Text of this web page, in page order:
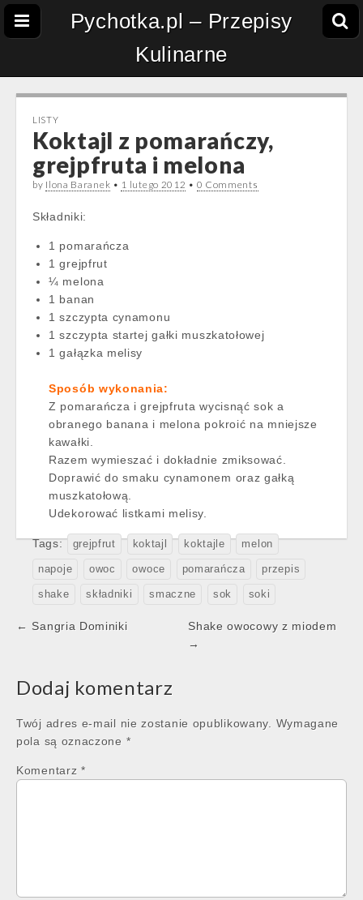
Pychotka.pl – Przepisy
Kulinarne
LISTY
Koktajl z pomarańczy,
grejpfruta i melona
by Ilona Baranek • 1 lutego 2012 • 0 Comments
Składniki:
1 pomarańcza
1 grejpfrut
¼ melona
1 banan
1 szczypta cynamonu
1 szczypta startej gałki muszkatołowej
1 gałązka melisy
Sposób wykonania:
Z pomarańcza i grejpfruta wycisnąć sok a
obranego banana i melona pokroić na mniejsze
kawałki.
Razem wymieszać i dokładnie zmiksować.
Doprawić do smaku cynamonem oraz gałką
muszkatołową.
Udekorować listkami melisy.
Tags: grejpfrut koktajl koktajle melon
napoje owoc owoce pomarańcza przepis
shake składniki smaczne sok soki
Post
← Sangria Dominiki
Shake owocowy z miodem
→
Dodaj komentarz
Twój adres e-mail nie zostanie opublikowany.
Wymagane
pola są oznaczone *
Komentarz *